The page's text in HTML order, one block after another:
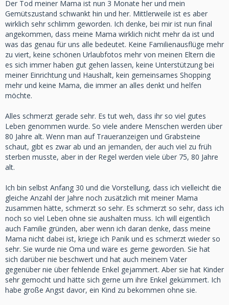
Der Tod meiner Mama ist nun 3 Monate her und mein
Gemütszustand schwankt hin und her. Mittlerweile ist es aber
wirklich sehr schlimm geworden. Ich denke, bei mir ist nun final
angekommen, dass meine Mama wirklich nicht mehr da ist und
was das genau für uns alle bedeutet. Keine Familienausflüge mehr
zu viert, keine schönen Urlaubfotos mehr von meinen Eltern die
es sich immer haben gut gehen lassen, keine Unterstützung bei
meiner Einrichtung und Haushalt, kein gemeinsames Shopping
mehr und keine Mama, die immer an alles denkt und helfen
möchte.
Alles schmerzt gerade sehr. Es tut weh, dass ihr so viel gutes
Leben genommen wurde. So viele andere Menschen werden über
80 Jahre alt. Wenn man auf Traueranzeigen und Grabsteine
schaut, gibt es zwar ab und an jemanden, der auch viel zu früh
sterben musste, aber in der Regel werden viele über 75, 80 Jahre
alt.
Ich bin selbst Anfang 30 und die Vorstellung, dass ich vielleicht die
gleiche Anzahl der Jahre noch zusätzlich mit meiner Mama
zusammen hätte, schmerzt so sehr. Es schmerzt so sehr, dass ich
noch so viel Leben ohne sie aushalten muss. Ich will eigentlich
auch Familie gründen, aber wenn ich daran denke, dass meine
Mama nicht dabei ist, kriege ich Panik und es schmerzt wieder so
sehr. Sie wurde nie Oma und wäre es gerne geworden. Sie hat
sich darüber nie beschwert und hat auch meinem Vater
gegenüber nie über fehlende Enkel gejammert. Aber sie hat Kinder
sehr gemocht und hätte sich gerne um ihre Enkel gekümmert. Ich
habe große Angst davor, ein Kind zu bekommen ohne sie.